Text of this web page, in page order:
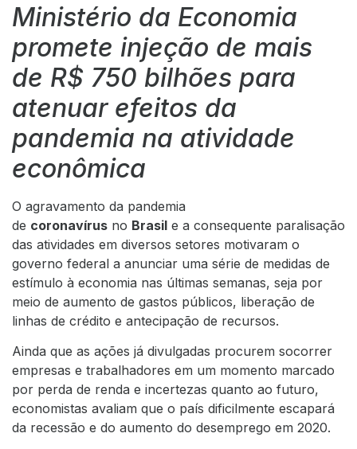
Ministério da Economia
promete injeção de mais
de R$ 750 bilhões para
atenuar efeitos da
pandemia na atividade
econômica
O agravamento da pandemia
de coronavírus no Brasil e a consequente paralisação
das atividades em diversos setores motivaram o
governo federal a anunciar uma série de medidas de
estímulo à economia nas últimas semanas, seja por
meio de aumento de gastos públicos, liberação de
linhas de crédito e antecipação de recursos.
Ainda que as ações já divulgadas procurem socorrer
empresas e trabalhadores em um momento marcado
por perda de renda e incertezas quanto ao futuro,
economistas avaliam que o país dificilmente escapará
da recessão e do aumento do desemprego em 2020.